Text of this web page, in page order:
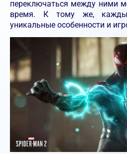
переключаться между ними
время. К тому же,
уникальные особенности и